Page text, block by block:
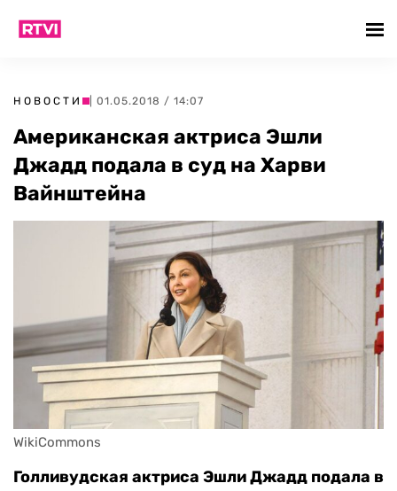
НОВОСТИ | 01.05.2018 / 14:07
Американская актриса Эшли
Джадд подала в суд на Харви
Вайнштейна
WikiCommons
Голливудская актриса Эшли Джадд подала в